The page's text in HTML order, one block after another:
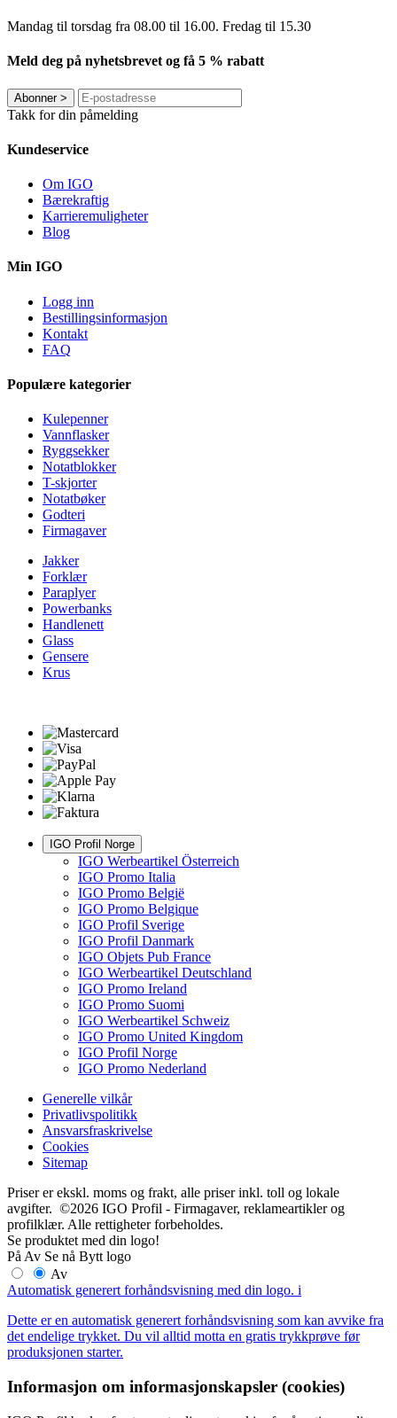
Mandag til torsdag ​​fra 08.00 til 16.00. Fredag til 15.30
Meld deg på nyhetsbrevet og få 5 % rabatt
Abonner>
Takk for din påmelding
Kundeservice
Om IGO
Bærekraftig
Karrieremuligheter
Blog
Min IGO
Logg inn
Bestillingsinformasjon
Kontakt
FAQ
Populære kategorier
Kulepenner
Vannflasker
Ryggsekker
Notatblokker
T-skjorter
Notatbøker
Godteri
Firmagaver
Jakker
Forklær
Paraplyer
Powerbanks
Handlenett
Glass
Gensere
Krus
IGO Profil Norge
IGO Werbeartikel Österreich
IGO Promo Italia
IGO Promo België
IGO Promo Belgique
IGO Profil Sverige
IGO Profil Danmark
IGO Objets Pub France
IGO Werbeartikel Deutschland
IGO Promo Ireland
IGO Promo Suomi
IGO Werbeartikel Schweiz
IGO Promo United Kingdom
IGO Profil Norge
IGO Promo Nederland
Generelle vilkår
Privatlivspolitikk
Ansvarsfraskrivelse
Cookies
Sitemap
Priser er ekskl. moms og frakt, alle priser inkl. toll og lokale
avgifter. ©2026 IGO Profil - Firmagaver, reklameartikler og
profilklær. Alle rettigheter forbeholdes.
Se produktet med din logo!
På Av Se nå Bytt logo
Av
Automatisk generert forhåndsvisning med din logo. i
Dette er en automatisk generert forhåndsvisning som kan avvike fra
det endelige trykket. Du vil alltid motta en gratis trykkprøve før
produksjonen starter.
Informasjon om informasjonskapsler (cookies)